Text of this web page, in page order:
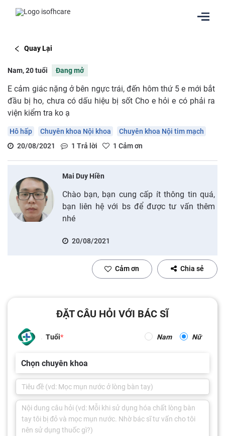
Quay Lại
Nam, 20 tuổi Đang mở
E cảm giác nặng ở bên ngực trái, đến hôm thứ 5 e mới bắt
đầu bị ho, chưa có dấu hiệu bị sốt Cho e hỏi e có phải ra
viện kiểm tra ko ạ
Hô hấp Chuyên khoa Nội khoa
Chuyên khoa Nội tim mạch
20/08/2021
1 Trả lời 1 Cảm ơn
Mai Duy Hiền
Chào bạn, bạn cung cấp ít thông tin quá,
bạn liên hệ với bs để được tư vấn thêm
nhé
20/08/2021
Cảm ơn Chia sẻ
ĐẶT CÂU HỎI VỚI BÁC SĨ
Tuổi Nam Nữ
Chọn chuyên khoa